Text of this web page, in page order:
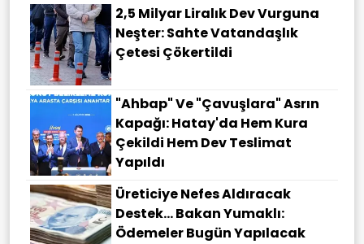
2,5 Milyar Liralık Dev Vurguna
Neşter: Sahte Vatandaşlık
Çetesi Çökertildi
"Ahbap" Ve "çavuşlara" Asrın
Kapağı: Hatay'da Hem Kura
Çekildi Hem Dev Teslimat
Yapıldı
Üreticiye Nefes Aldıracak
Destek... Bakan Yumaklı:
Ödemeler Bugün Yapılacak